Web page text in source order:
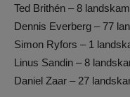
Ted Brithén – 8
Dennis Everberg – 77
Simon Ryfors – 1
Linus Sandin – 8
Daniel Zaar – 27